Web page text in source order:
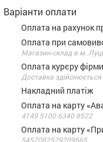
Варіанти оплати
Оплата на рахунок
Оплата при
Магазин-склад в м.
Оплата курєру фірми
Доставка здійснюється
Накладний платіж
Оплата на карту
4149 5100 6340 8522
Оплата на карту
5457082529209665